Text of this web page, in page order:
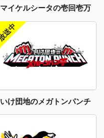
マイケルシータの壱回壱万
いけ団地のメガトンパンチ